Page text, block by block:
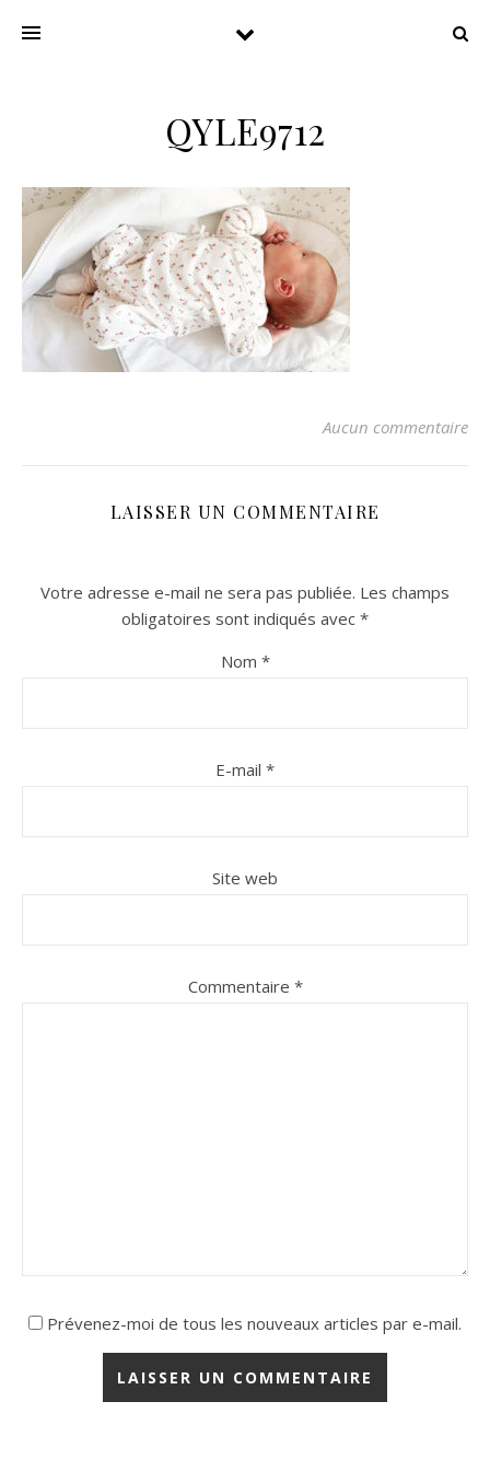
QYLE9712
Aucun commentaire
LAISSER UN COMMENTAIRE
Votre adresse e-mail ne sera pas publiée. Les champs
obligatoires sont indiqués avec *
Nom *
E-mail *
Site web
Commentaire *
Prévenez-moi de tous les nouveaux articles par e-mail.